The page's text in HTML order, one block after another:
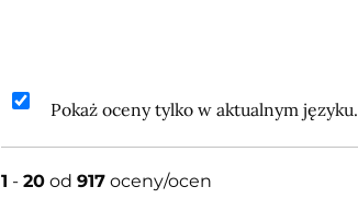
Pokaż oceny tylko w aktualnym języku.
1 - 20 od 917 oceny/ocen